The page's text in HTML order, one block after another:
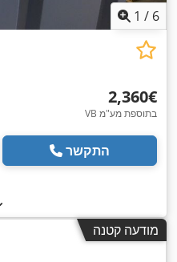
1 / 6
‏2,360 ‏€
VB בתוספת מע"מ
התקשר
מודעה קטנה